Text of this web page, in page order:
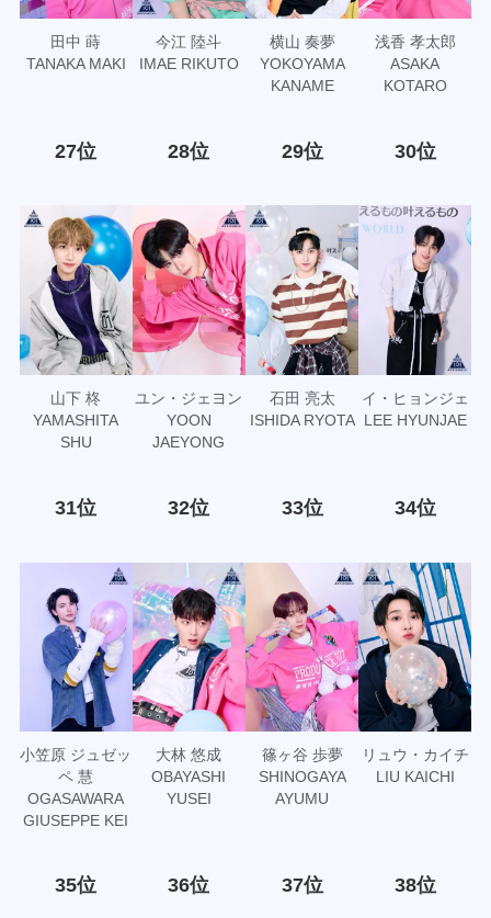
田中 蒔
TANAKA MAKI
今江 陸斗
IMAE RIKUTO
横山 奏夢
YOKOYAMA
KANAME
浅香 孝太郎
ASAKA
KOTARO
27位 28位 29位 30位
山下 柊
YAMASHITA
SHU
ユン・ジェヨン
YOON
JAEYONG
石田 亮太
ISHIDA RYOTA
イ・ヒョンジェ
LEE HYUNJAE
31位 32位 33位 34位
小笠原 ジュゼッ
ペ 慧
OGASAWARA
GIUSEPPE KEI
大林 悠成
OBAYASHI
YUSEI
篠ヶ谷 歩夢
SHINOGAYA
AYUMU
リュウ・カイチ
LIU KAICHI
35位 36位 37位 38位